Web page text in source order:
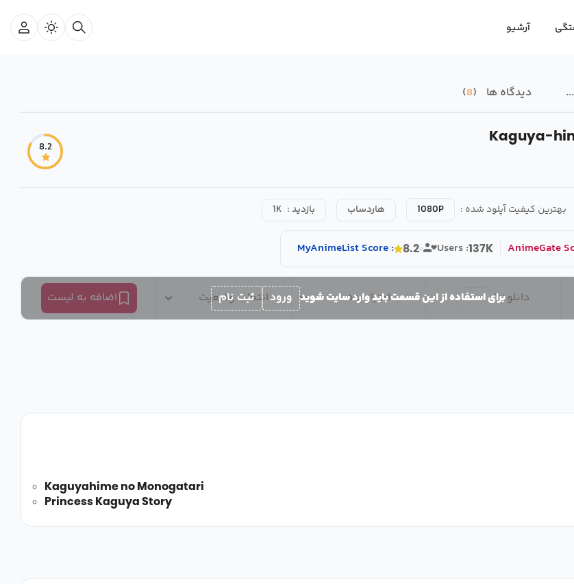
آرشیو
دیدگاه ها 8
Kaguya-
8.2
بهترین کیفیت آپلود شده : 1080P هاردساب بازدید : 1K
MyAnimeListScore : 8.2 Users :137K AnimeGate
دانلود1
/ امتیاز بده انتخاب وضعیت اضافه به لیست برای استفاده از این قسمت باید وارد سایت شوید ورود ثبت نام
Kaguyahime no Monogatari
Princess Kaguya Story